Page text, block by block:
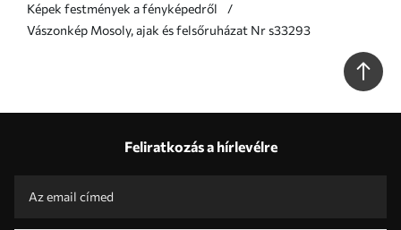
Képek festmények a fényképedről
Vászonkép Mosoly, ajak és felsőruházat Nr s33293
Feliratkozás a hírlevélre